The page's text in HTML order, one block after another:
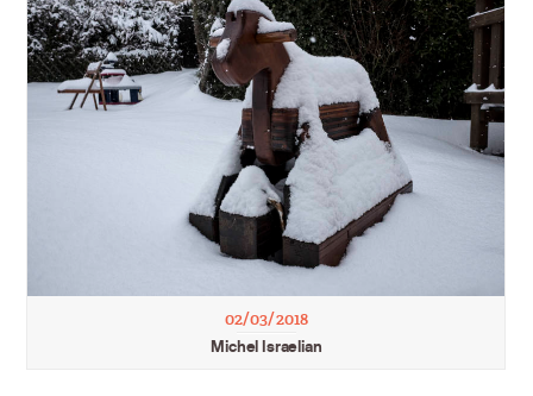
02/03/2018
Michel Israelian